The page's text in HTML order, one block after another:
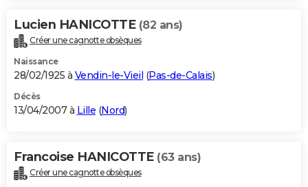
Lucien HANICOTTE (82 ans)
Créer une cagnotte obsèques
Naissance
28/02/1925 à Vendin-le-Vieil (Pas-de-Calais)
Décès
13/04/2007 à Lille (Nord)
Francoise HANICOTTE (63 ans)
Créer une cagnotte obsèques